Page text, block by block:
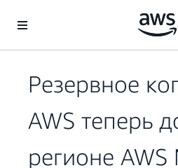
Перейти к главному контенту
Резервное
AWS теперь
регионе AWS